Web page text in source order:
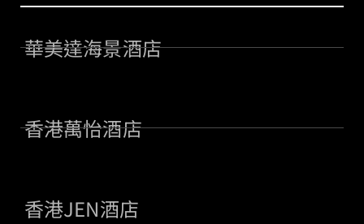
華美達海景酒店
香港萬怡酒店
香港JEN酒店